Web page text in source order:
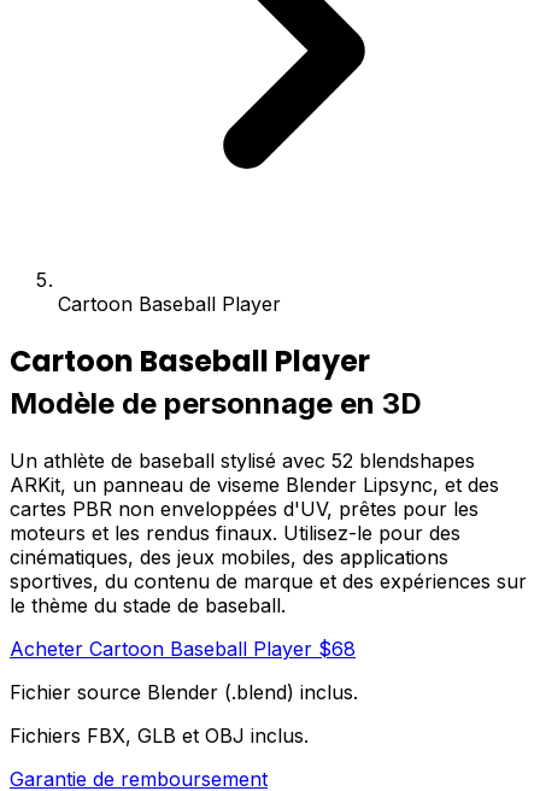
Cartoon Baseball Player
Cartoon Baseball Player
Modèle de personnage en 3D
Un athlète de baseball stylisé avec 52 blendshapes
ARKit, un panneau de viseme Blender Lipsync, et des
cartes PBR non enveloppées d'UV, prêtes pour les
moteurs et les rendus finaux. Utilisez-le pour des
cinématiques, des jeux mobiles, des applications
sportives, du contenu de marque et des expériences sur
le thème du stade de baseball.
Acheter Cartoon Baseball Player $68
Fichier source Blender (.blend) inclus.
Fichiers FBX, GLB et OBJ inclus.
Garantie de remboursement